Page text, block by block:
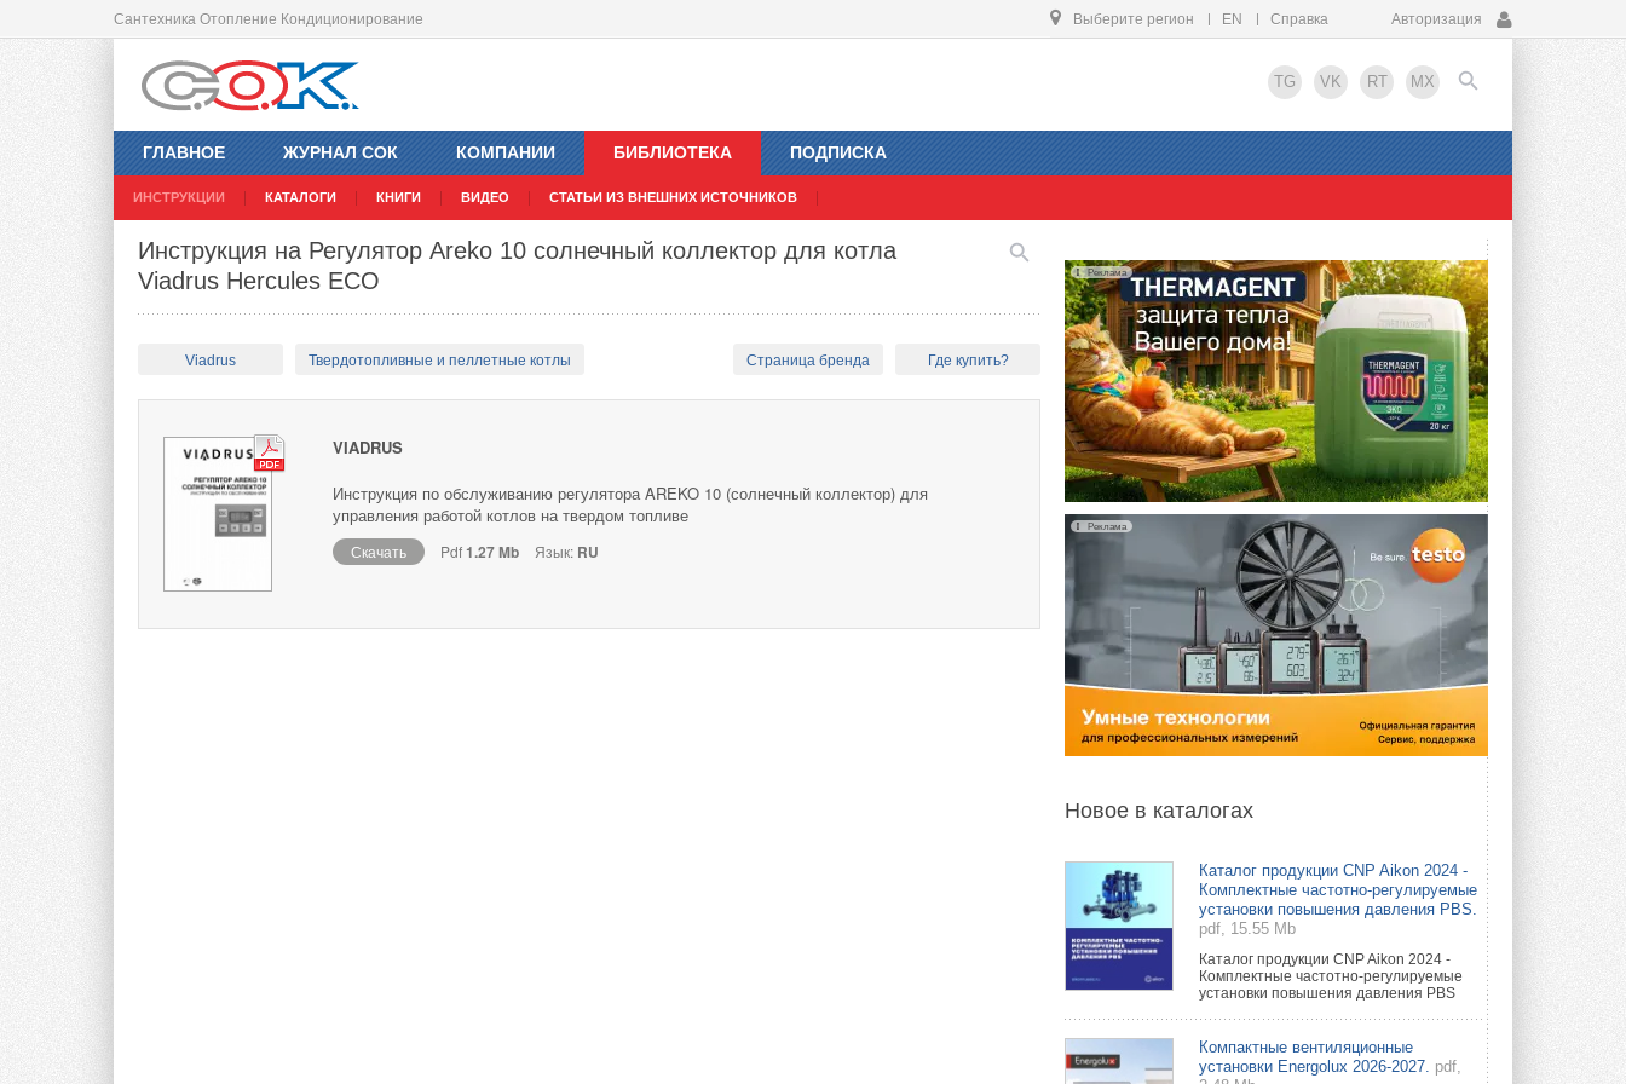
Сантехника Отопление Кондиционирование Выберите регион EN Справка Авторизация
TG VK RT MX
ГЛАВНОЕ ЖУРНАЛ СОК КОМПАНИИ БИБЛИОТЕКА
ИНСТРУКЦИИ КАТАЛОГИ КНИГИ ВИДЕО СТАТЬИ ИЗ ВНЕШНИХ ИСТОЧНИКОВ
ПОДПИСКА
EN
Инструкция на Регулятор Areko 10 солнечный коллектор для котла
Viadrus Hercules ECO
Viadrus Твердотопливные и пеллетные котлы Страница бренда Где купить?
VIADRUS
Инструкция по обслуживанию регулятора AREKO 10 (солнечный коллектор) для
управления работой котлов на твердом топливе
Скачать Pdf1.27 Mb Язык: RU
Реклама
Реклама
Новое в каталогах
Каталог продукции CNP Aikon 2024 -
Комплектные частотно-регулируемые
установки повышения давления PBS.
pdf, 15.55 Mb
Каталог продукции CNP Aikon 2024 -
Комплектные частотно-регулируемые
установки повышения давления PBS
Компактные вентиляционные
установки Energolux 2026-2027. pdf,